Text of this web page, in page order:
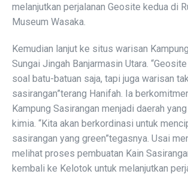
melanjutkan perjalanan Geosite kedua di
Museum Wasaka.
Kemudian lanjut ke situs warisan
Sungai Jingah Banjarmasin Utara.
soal batu-batuan saja, tapi juga warisan
sasirangan”terang Hanifah. Ia
Kampung Sasirangan menjadi daerah
kimia. “Kita akan berkordinasi untuk
sasirangan yang green”tegasnya. Usai
melihat proses pembuatan Kain
kembali ke Kelotok untuk melanjutkan